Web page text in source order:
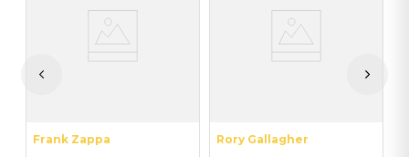
Frank Zappa
Rory Gallagher